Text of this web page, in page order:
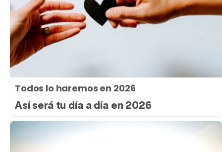
Todos lo haremos en 2026
Así será tu día a día en 2026